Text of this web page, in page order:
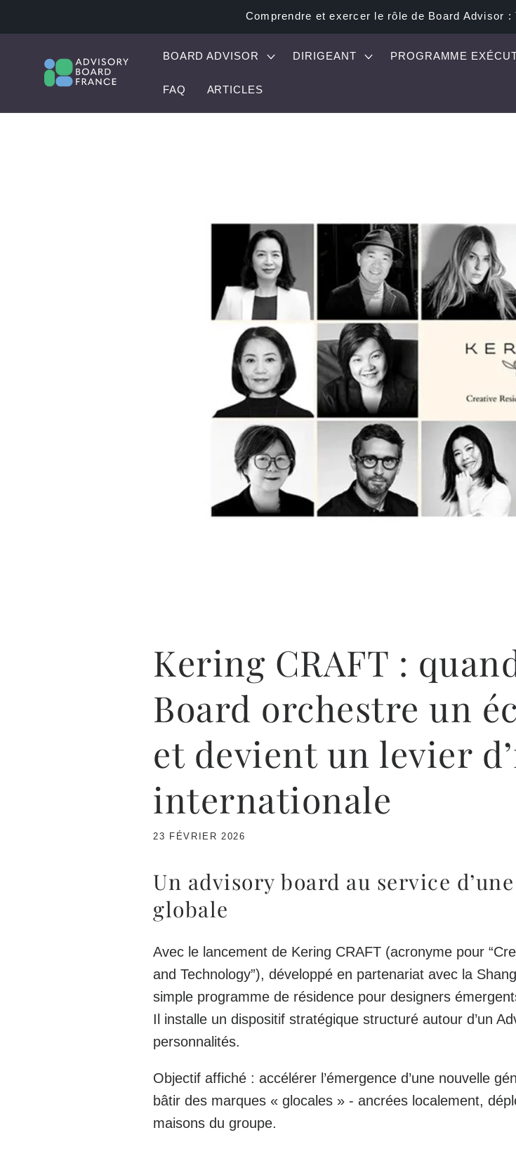
AU
Comprendre et exercer le rôle de Board Advisor
BOARD ADVISOR DIRIGEANT PROGRAMME
FAQ ARTICLES
Kering CRAFT :
Board orchestre un
et devient un levier
internationale
23 FÉVRIER 2026
Un advisory board au service
globale
Avec le lancement de Kering CRAFT (acronyme pour
and Technology”), développé en partenariat avec la
simple programme de résidence pour designers
Il installe undispositif stratégique structuré autour d’un
personnalités.
Objectif affiché : accélérer l’émergence d’une nouvelle
bâtir des marques « glocales » - ancrées localement,
maisons du groupe.